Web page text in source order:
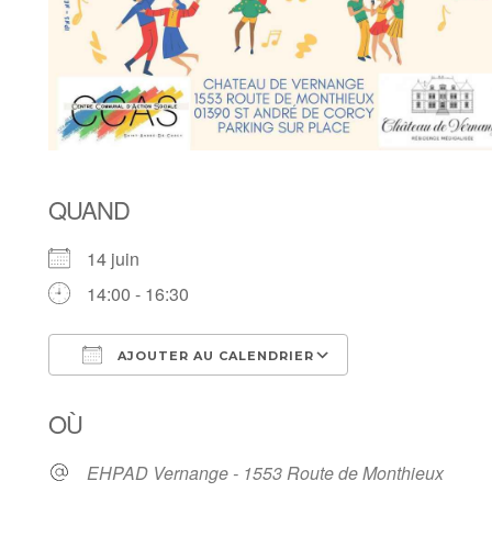
QUAND
14 juin
14:00 - 16:30
AJOUTER AU CALENDRIER
OÙ
EHPAD Vernange - 1553 Route de Monthieux